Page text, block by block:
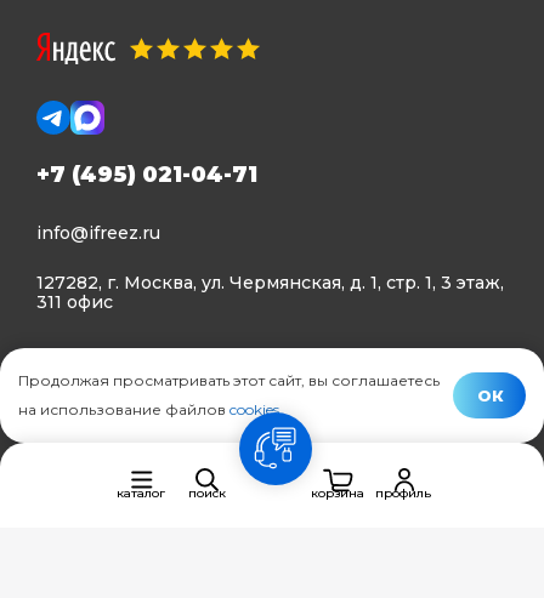
+7 (495) 021-04-71
info@ifreez.ru
127282, г. Москва, ул. Чермянская, д. 1, стр. 1, 3 этаж,
311 офис
Политика конфиденциальности
© Ifreez - продажа и установка климатической техники,
каталог поиск
связь
корзина
профиль
Продолжая просматривать этот сайт, вы соглашаетесь
на использование файлов cookies.
ОК